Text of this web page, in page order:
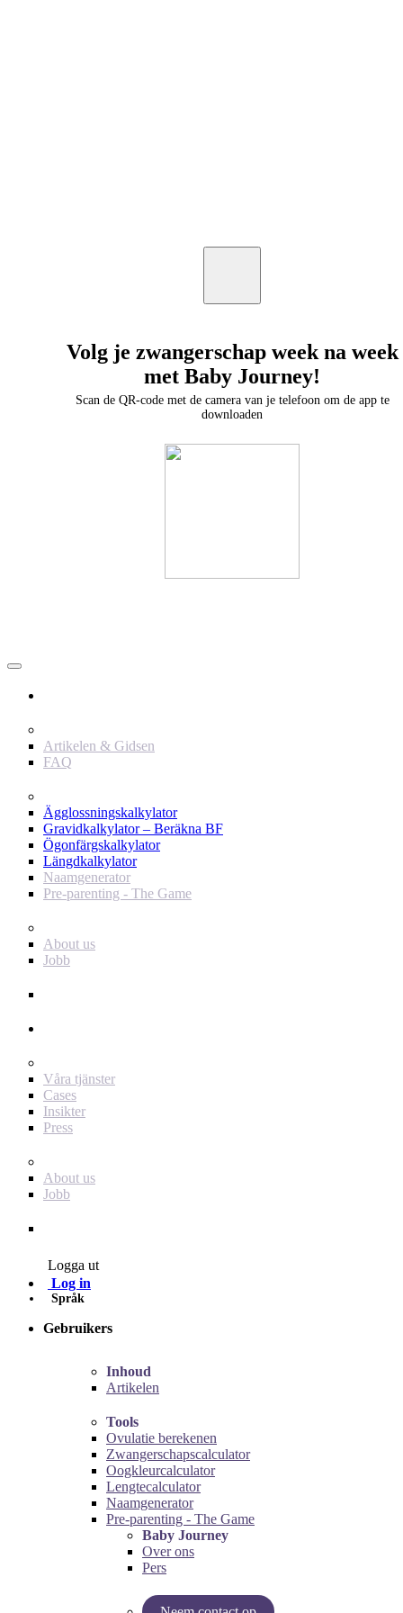
Volg je zwangerschap week na week
met Baby Journey!
Scan de QR-code met de camera van je telefoon om de app te
downloaden
Artikelen & Gidsen
FAQ
Ägglossningskalkylator
Gravidkalkylator – Beräkna BF
Ögonfärgskalkylator
Längdkalkylator
Naamgenerator
Pre-parenting - The Game
About us
Jobb
Våra tjänster
Cases
Insikter
Press
About us
Jobb
Logga ut
Log in
Språk
Gebruikers
Inhoud
Artikelen
Tools
Ovulatie berekenen
Zwangerschapscalculator
Oogkleurcalculator
Lengtecalculator
Naamgenerator
Pre-parenting - The Game
Baby Journey
Over ons
Pers